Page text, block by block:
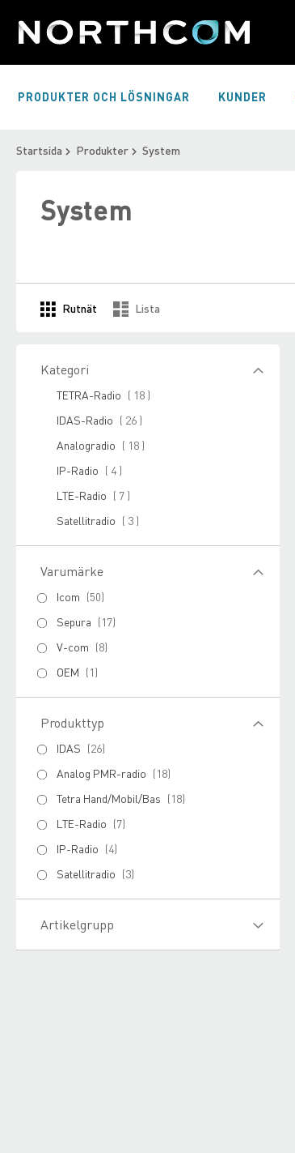
Skip
PRODUKTER OCH LÖSNINGAR KUNDER
Startsida Produkter System
System
Visa
som
Rutnät Lista
Kategori
TETRA-Radio 18 Produkter
IDAS-Radio
26 Produkter
Analogradio
18 Produkter
IP-Radio
4Produkter
LTE-Radio
7 Produkter
Satellitradio
3 Produkter
Varumärke
Icom
50
Sepura
17
V-com
8
OEM
1
Produkttyp
IDAS
26
Analog PMR-radio
18
Tetra Hand/Mobil/Bas
18
LTE-Radio
7
IP-Radio
4
Satellitradio
3
Artikelgrupp